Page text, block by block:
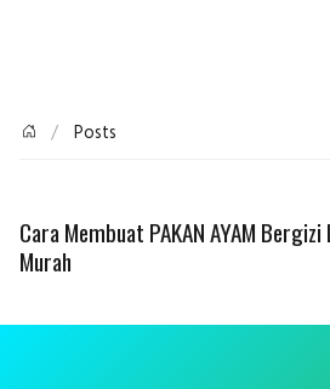
Posts
Cara Membuat PAKAN AYAM
Murah